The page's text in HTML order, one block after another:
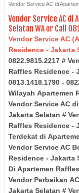
Vendor Service AC di
Vendor Service AC
Selatan WA or Call
Vendor Service AC
Residence - Jakarta
0822.9815.2217 #
Raffles Residence -
0813.1418.1790 -
Wilayah Apartemen
Vendor Service AC
Jakarta Selatan #
Raffles Residence -
Terdekat di
Vendor Service AC
Residence - Jakarta
Di Apartemen
Vendor Perbaikan
Jakarta Selatan #